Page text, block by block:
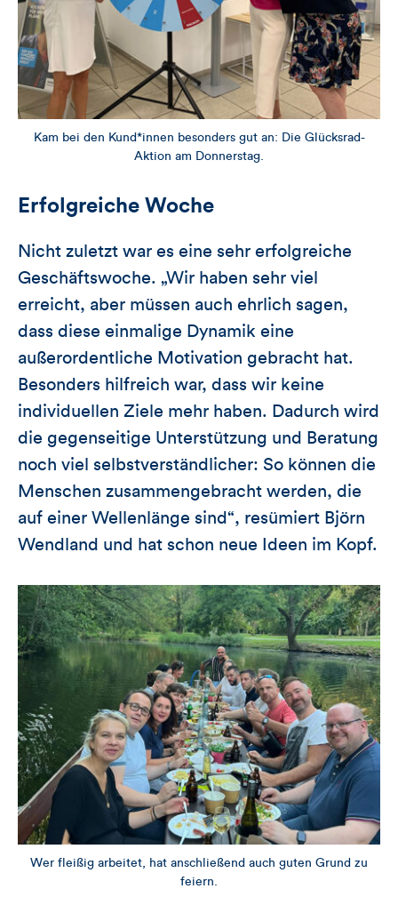
Kam bei den Kund*innen besonders gut an: Die Glücksrad-
Aktion am Donnerstag.
Erfolgreiche Woche
Nicht zuletzt war es eine sehr erfolgreiche
Geschäftswoche. „Wir haben sehr viel
erreicht, aber müssen auch ehrlich sagen,
dass diese einmalige Dynamik eine
außerordentliche Motivation gebracht hat.
Besonders hilfreich war, dass wir keine
individuellen Ziele mehr haben. Dadurch wird
die gegenseitige Unterstützung und Beratung
noch viel selbstverständlicher: So können die
Menschen zusammengebracht werden, die
auf einer Wellenlänge sind“, resümiert Björn
Wendland und hat schon neue Ideen im Kopf.
Wer fleißig arbeitet, hat anschließend auch guten Grund zu
feiern.